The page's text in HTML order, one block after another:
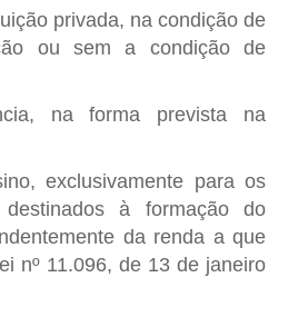
privada, na condição de
ou sem a condição de
na forma prevista na
exclusivamente para os
à formação do
da renda a que
nº 11.096, de 13 de janeiro